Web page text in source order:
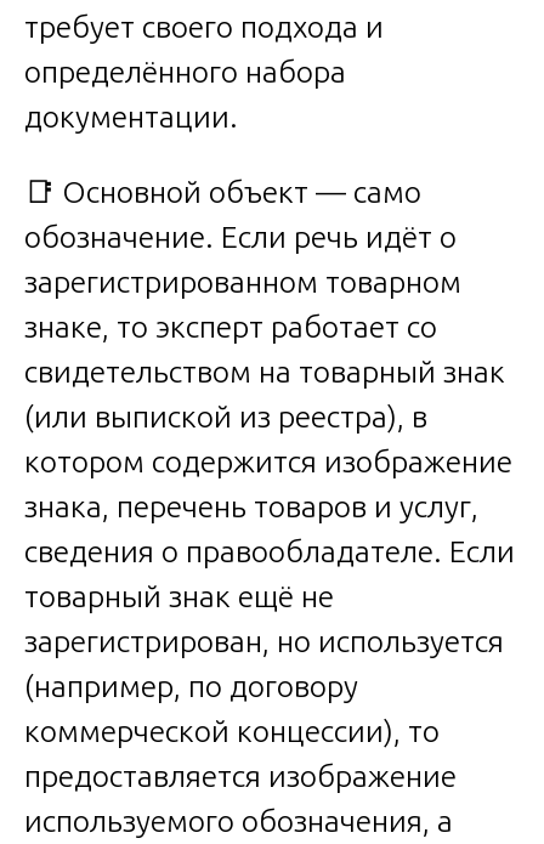
требует своего подхода и
определённого набора
документации.
📑 Основной объект — само
обозначение. Если речь идёт о
зарегистрированном товарном
знаке, то эксперт работает со
свидетельством на товарный знак
(или выпиской из реестра), в
котором содержится изображение
знака, перечень товаров и услуг,
сведения о правообладателе. Если
товарный знак ещё не
зарегистрирован, но используется
(например, по договору
коммерческой концессии), то
предоставляется изображение
используемого обозначения, а